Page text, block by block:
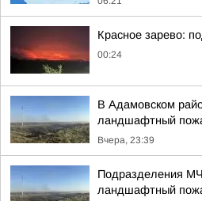
Красное зарево:
00:24
В Адамовском
ландшафтный
Вчера, 23:39
Подразделения
ландшафтный